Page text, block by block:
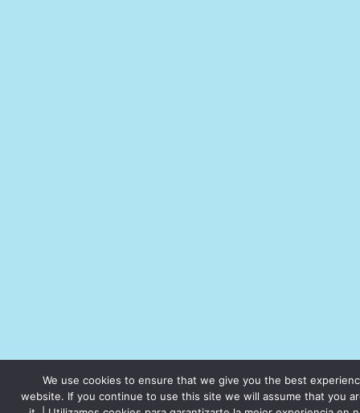
We use cookies to ensure that we give you the best
website. If you continue to use this site we will assume that you